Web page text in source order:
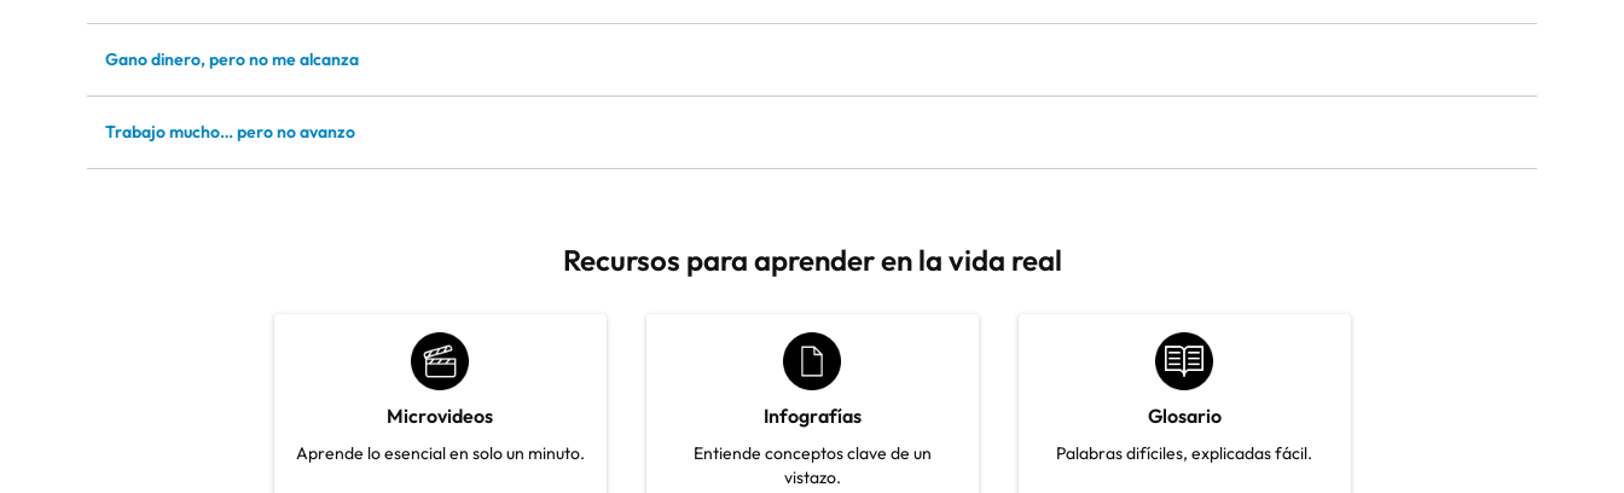
Gano dinero, pero no me alcanza
Trabajo mucho… pero no avanzo
Recursos para aprender en la vida real
Microvideos
Aprende lo esencial en solo un minuto.
Infografías
Entiende conceptos clave de un
vistazo.
Glosario
Palabras difíciles, explicadas fácil.